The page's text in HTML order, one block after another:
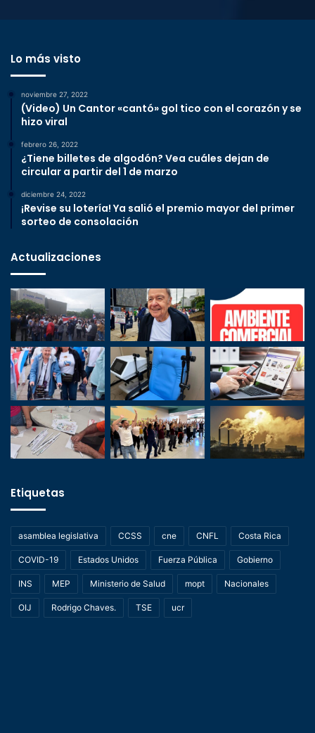
Lo más visto
noviembre 27, 2022
(Video) Un Cantor «cantó» gol tico con el corazón y se
hizo viral
febrero 26, 2022
¿Tiene billetes de algodón? Vea cuáles dejan de
circular a partir del 1 de marzo
diciembre 24, 2022
¡Revise su lotería! Ya salió el premio mayor del primer
sorteo de consolación
Actualizaciones
Etiquetas
asamblea legislativa CCSS cne CNFL Costa Rica
COVID-19 Estados Unidos Fuerza Pública Gobierno
INS MEP Ministerio de Salud mopt Nacionales
OIJ Rodrigo Chaves. TSE ucr